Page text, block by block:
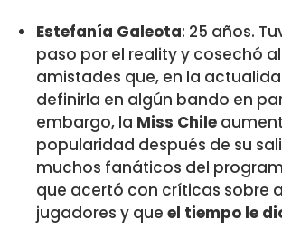
Estefanía Galeota: 25 años.
paso por el reality y cosechó
amistades que, en la
definirla en algún bando en
embargo, la Miss Chile
popularidad después de su
muchos fanáticos del
que acertó con críticas sobre
jugadores y que el tiempo le